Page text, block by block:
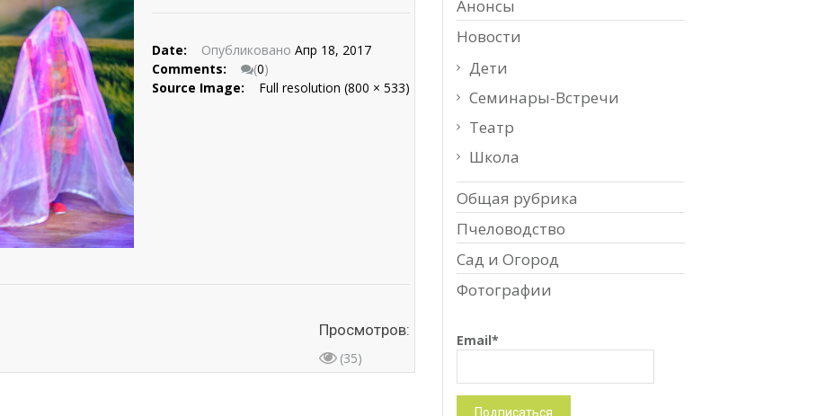
Date: Опубликовано Апр 18, 2017
Comments:
(0)
Source Image:
Full resolution (800 × 533)
Просмотров:
(35)
Анонсы
Новости
Дети
Семинары-Встречи
Театр
Школа
Общая рубрика
Пчеловодство
Сад и Огород
Фотографии
Email*